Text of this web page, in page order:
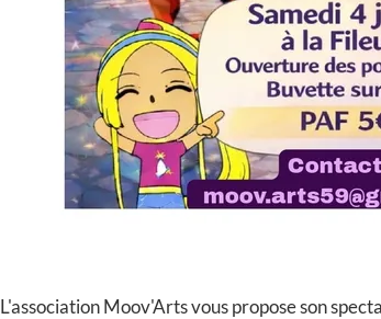
L'association Moov'Arts vous propose son